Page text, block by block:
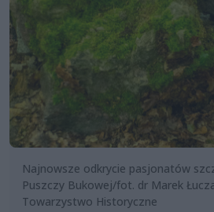
Najnowsze odkrycie pasjonatów
Puszczy Bukowej/fot. dr Marek
Towarzystwo Historyczne